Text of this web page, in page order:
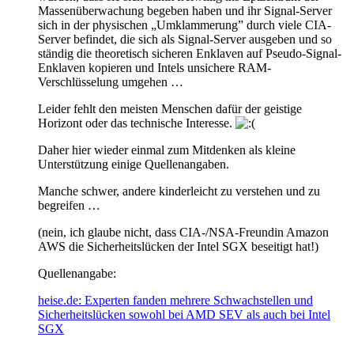
Massenüberwachung begeben haben und ihr Signal-Server
sich in der physischen „Umklammerung” durch viele CIA-
Server befindet, die sich als Signal-Server ausgeben und so
ständig die theoretisch sicheren Enklaven auf Pseudo-Signal-
Enklaven kopieren und Intels unsichere RAM-
Verschlüsselung umgehen …
Leider fehlt den meisten Menschen dafür der geistige
Horizont oder das technische Interesse.
Daher hier wieder einmal zum Mitdenken als kleine
Unterstützung einige Quellenangaben.
Manche schwer, andere kinderleicht zu verstehen und zu
begreifen …
(nein, ich glaube nicht, dass CIA-/NSA-Freundin Amazon
AWS die Sicherheitslücken der Intel SGX beseitigt hat!)
Quellenangabe:
heise.de: Experten fanden mehrere Schwachstellen und
Sicherheitslücken sowohl bei AMD SEV als auch bei Intel
SGX